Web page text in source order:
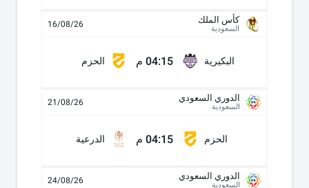
كأس الملك
السعودية 16/08/26
البكيرية 04:15 م الحزم
الدوري السعودي
السعودية 21/08/26
الحزم 04:15 م الدرعية
الدوري السعودي
السعودية 24/08/26